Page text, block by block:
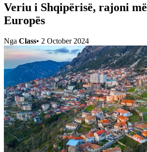
Veriu i Shqipërisë, rajoni
Europës
Nga Class• 2 October 2024